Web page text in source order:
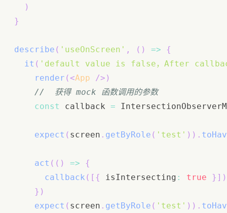
)
}
describe ( 'useOnScreen' , ( ) =>
{
it ( 'default value is false，After
render ( <App /> )
//  获得 mock 函数调用的参数
const
callback =
expect ( screen . getByRole ( 'test' ) ) .
act ( ( ) =>
{
callback ( [ { isIntersecting : true } ] )
} )
expect ( screen . getByRole ( 'test' ) ) .